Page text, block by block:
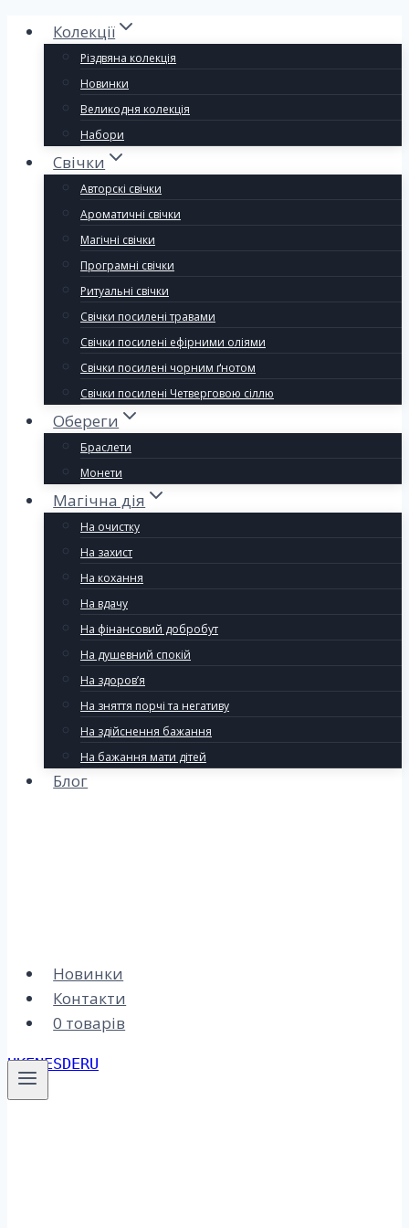
Колекції
Різдвяна колекція
Новинки
Великодня колекція
Набори
Свічки
Авторскі свічки
Ароматичні свічки
Магічні свічки
Програмні свічки
Ритуальні свічки
Свічки посилені травами
Свічки посилені ефірними оліями
Свічки посилені чорним ґнотом
Свічки посилені Четверговою сіллю
Обереги
Браслети
Монети
Магічна дія
На очистку
На захист
На кохання
На вдачу
На фінансовий добробут
На душевний спокій
На здоров’я
На зняття порчі та негативу
На здійснення бажання
На бажання мати дітей
Блог
Новинки
Контакти
0 товарів
UKENESDERU